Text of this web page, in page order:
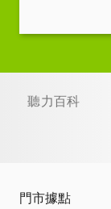
聽力百科
門市據點